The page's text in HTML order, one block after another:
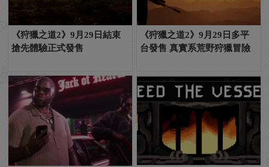
《狩獵之道2》9月29日結束
搶先體驗正式發售
《狩獵之道2》9月29日多平
台發售 真實系荒野狩獵冒險